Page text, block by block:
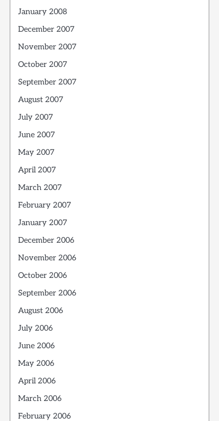
January 2008
December 2007
November 2007
October 2007
September 2007
August 2007
July 2007
June 2007
May 2007
April 2007
March 2007
February 2007
January 2007
December 2006
November 2006
October 2006
September 2006
August 2006
July 2006
June 2006
May 2006
April 2006
March 2006
February 2006